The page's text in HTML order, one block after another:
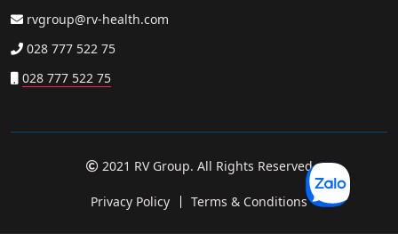
rvgroup@rv-health.com
028 777 522 75
028 777 522 75
2021 RV Group. All Rights Reserved
Privacy Policy Terms & Conditions